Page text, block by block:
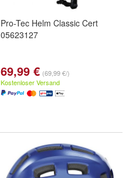
Pro-Tec Helm Classic Cert
05623127
69,99 € (69,99 €/)
Kostenloser Versand